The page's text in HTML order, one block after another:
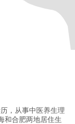
，从事中医养生理
和合肥两地居住生